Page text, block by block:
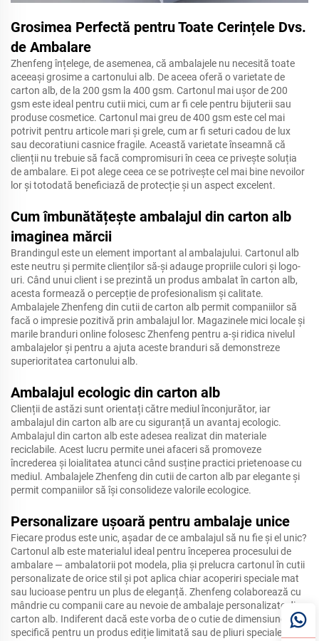
Grosimea Perfectă pentru Toate Cerințele Dvs.
de Ambalare
Zhenfeng înțelege, de asemenea, că ambalajele nu necesită toate
aceeași grosime a cartonului alb. De aceea oferă o varietate de
carton alb, de la 200 gsm la 400 gsm. Cartonul mai ușor de 200
gsm este ideal pentru cutii mici, cum ar fi cele pentru bijuterii sau
produse cosmetice. Cartonul mai greu de 400 gsm este cel mai
potrivit pentru articole mari și grele, cum ar fi seturi cadou de lux
sau decoratiuni casnice fragile. Această varietate înseamnă că
clienții nu trebuie să facă compromisuri în ceea ce privește soluția
de ambalare. Ei pot alege ceea ce se potrivește cel mai bine nevoilor
lor și totodată beneficiază de protecție și un aspect excelent.
Cum îmbunătățește ambalajul din carton alb
imaginea mărcii
Brandingul este un element important al ambalajului. Cartonul alb
este neutru și permite clienților să-și adauge propriile culori și logo-
uri. Când unui client i se prezintă un produs ambalat în carton alb,
acesta formează o percepție de profesionalism și calitate.
Ambalajele Zhenfeng din cutii de carton alb permit companiilor să
facă o impresie pozitivă prin ambalajul lor. Magazinele mici locale și
marile branduri online folosesc Zhenfeng pentru a-și ridica nivelul
ambalajelor și pentru a ajuta aceste branduri să demonstreze
superioritatea cartonului alb.
Ambalajul ecologic din carton alb
Clienții de astăzi sunt orientați către mediul înconjurător, iar
ambalajul din carton alb are cu siguranță un avantaj ecologic.
Ambalajul din carton alb este adesea realizat din materiale
reciclabile. Acest lucru permite unei afaceri să promoveze
încrederea și loialitatea atunci când susține practici prietenoase cu
mediul. Ambalajele Zhenfeng din cutii de carton alb par elegante și
permit companiilor să își consolideze valorile ecologice.
Personalizare ușoară pentru ambalaje unice
Fiecare produs este unic, așadar de ce ambalajul să nu fie și el unic?
Cartonul alb este materialul ideal pentru începerea procesului de
ambalare — ambalatorii pot modela, plia și prelucra cartonul în cutii
personalizate de orice stil și pot aplica chiar acoperiri speciale mat
sau lucioase pentru un plus de eleganță. Zhenfeng colaborează cu
mândrie cu companii care au nevoie de ambalaje personalizate din
carton alb. Indiferent dacă este vorba de o cutie de dimensiune
specifică pentru un produs ediție limitată sau de pliuri speciale